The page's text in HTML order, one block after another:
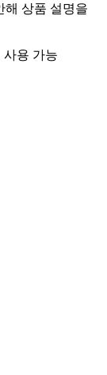
해 상품 설명을
사용 가능